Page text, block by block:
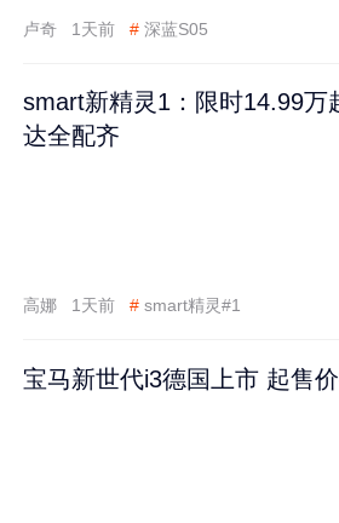
卢奇 1天前 # 深蓝S05
smart新精灵1：限时14.99万
达全配齐
高娜 1天前 # smart精灵#1
宝马新世代i3德国上市 起售